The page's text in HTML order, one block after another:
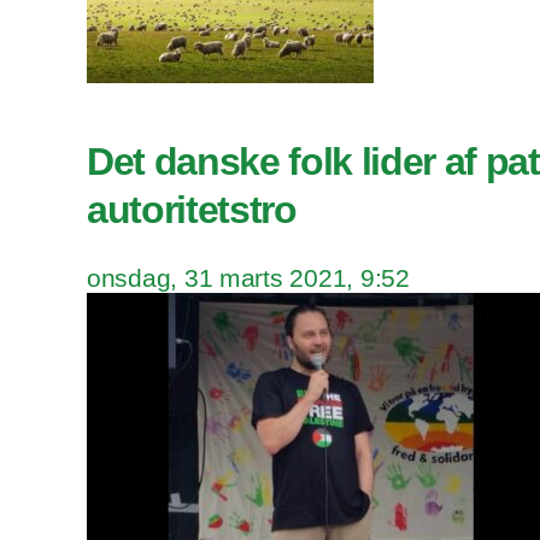
Det danske folk lider af
autoritetstro
onsdag, 31 marts 2021, 9:52